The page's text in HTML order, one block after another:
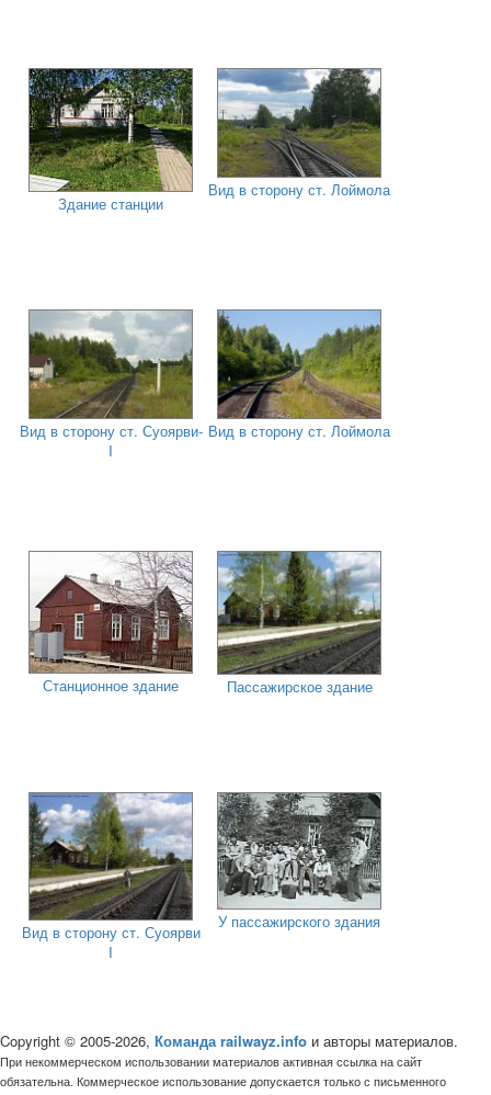
Здание станции
Вид в сторону ст. Лоймола
Вид в сторону ст. Суоярви-
I
Вид в сторону ст. Лоймола
Станционное здание Пассажирское здание
Вид в сторону ст. Суоярви
I
У пассажирского здания
Copyright © 2005-2026, Команда railwayz.info и авторы материалов.
При некоммерческом использовании материалов активная ссылка на сайт
обязательна. Коммерческое использование допускается только с письменного